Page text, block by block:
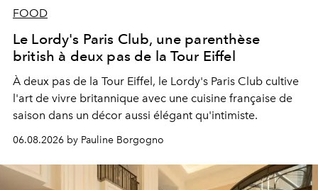
FOOD
Le Lordy's Paris Club, une parenthèse
british à deux pas de la Tour Eiffel
À deux pas de la Tour Eiffel, le Lordy's Paris Club cultive
l'art de vivre britannique avec une cuisine française de
saison dans un décor aussi élégant qu'intimiste.
06.08.2026 by Pauline Borgogno